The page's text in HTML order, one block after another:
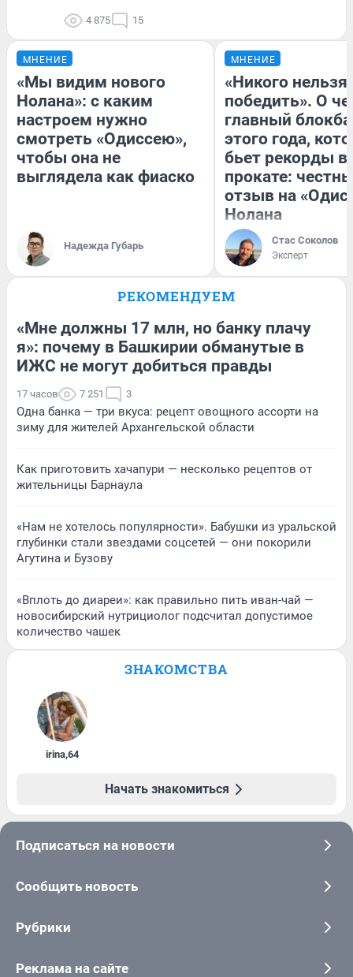
4 875 15
МНЕНИЕ
«Мы видим нового
Нолана»: с каким
настроем нужно
смотреть «Одиссею»,
чтобы она не
выглядела как фиаско
Надежда Губарь
МНЕНИЕ
«Никого нельзя
победить». О
главный
этого года,
бьет рекорды в
прокате:
отзыв на
Нолана
Стас Соколов
Эксперт
РЕКОМЕНДУЕМ
«Мне должны 17 млн, но банку плачу
я»: почему в Башкирии обманутые в
ИЖС не могут добиться правды
17 часов 7 251 3
Одна банка — три вкуса: рецепт овощного ассорти на
зиму для жителей Архангельской области
Как приготовить хачапури — несколько рецептов от
жительницы Барнаула
«Нам не хотелось популярности». Бабушки из уральской
глубинки стали звездами соцсетей — они покорили
Агутина и Бузову
«Вплоть до диареи»: как правильно пить иван-чай —
новосибирский нутрициолог подсчитал допустимое
количество чашек
ЗНАКОМСТВА
irina,64
Начать знакомиться
Подписаться на новости
Сообщить новость
Рубрики
Реклама на сайте